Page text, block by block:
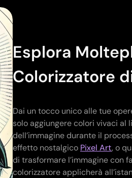
Esplora
Colorizzatore
Dai un tocco unico alle tue
solo aggiungere colori vivaci al
dell’immagine durante il
effetto nostalgico Pixel Art, o
di trasformare l’immagine con
colorizzatore applicherà